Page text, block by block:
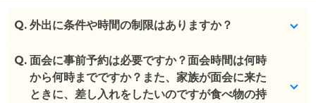
Q. 外出に条件や時間の制限はありますか？
特にありません。
(回答者: 施設担当者,回答日: 2024/03/13)
Q. 面会に事前予約は必要ですか？面会時間は何時
から何時までですか？また、家族が面会に来た
ときに、差し入れをしたいのですが食べ物の持